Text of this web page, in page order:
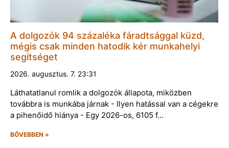
A dolgozók 94 százaléka fáradtsággal küzd,
mégis csak minden hatodik kér munkahelyi
segítséget
2026. augusztus. 7. 23:31
Láthatatlanul romlik a dolgozók állapota, miközben
továbbra is munkába járnak - Ilyen hatással van a cégekre
a pihenőidő hiánya - Egy 2026-os, 6105 f…
BŐVEBBEN »